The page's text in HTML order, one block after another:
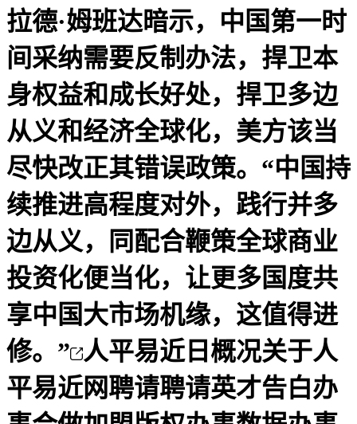
拉德·姆班达暗示，中国第一时
间采纳需要反制办法，捍卫本
身权益和成长好处，捍卫多边
从义和经济全球化，美方该当
尽快改正其错误政策。“中国持
续推进高程度对外，践行并多
边从义，同配合鞭策全球商业
投资化便当化，让更多国度共
享中国大市场机缘，这值得进
修。” 人平易近日概况关于人
平易近网聘请聘请英才告白办